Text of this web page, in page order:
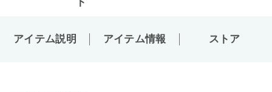
アイテム説明 アイテム情報 ストア